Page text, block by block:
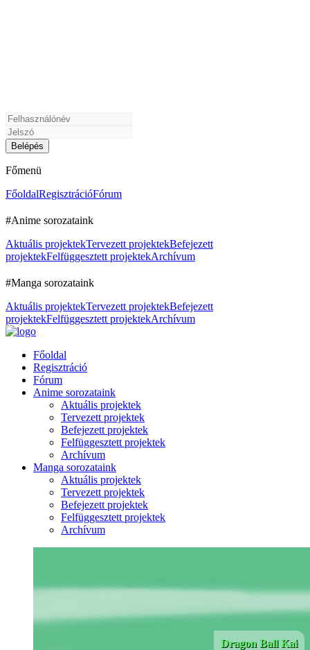
Főmenü
FőoldalRegisztrációFórum
#Anime sorozataink
Aktuális projektekTervezett projektekBefejezett
projektekFelfüggesztett projektekArchívum
#Manga sorozataink
Aktuális projektekTervezett projektekBefejezett
projektekFelfüggesztett projektekArchívum
Főoldal
Regisztráció
Fórum
Anime sorozataink
Aktuális projektek
Tervezett projektek
Befejezett projektek
Felfüggesztett projektek
Archívum
Manga sorozataink
Aktuális projektek
Tervezett projektek
Befejezett projektek
Felfüggesztett projektek
Archívum
Dragon Ball Kai